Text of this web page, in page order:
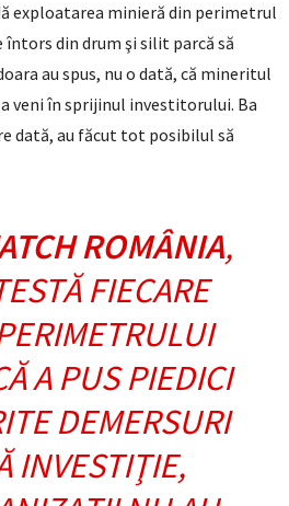
exploatarea minieră din perimetrul
întors din drum şi silit parcă să
au spus, nu o dată, că mineritul
veni în sprijinul investitorului. Ba
dată, au făcut tot posibilul să
ROMÂNIA,
FIECARE
A PUS PIEDICI
DEMERSURI
INVESTIŢIE,